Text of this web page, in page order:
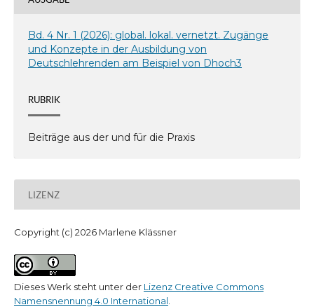
Bd. 4 Nr. 1 (2026): global. lokal. vernetzt. Zugänge
und Konzepte in der Ausbildung von
Deutschlehrenden am Beispiel von Dhoch3
RUBRIK
Beiträge aus der und für die Praxis
LIZENZ
Copyright (c) 2026 Marlene Klässner
Dieses Werk steht unter der Lizenz Creative Commons
Namensnennung 4.0 International.